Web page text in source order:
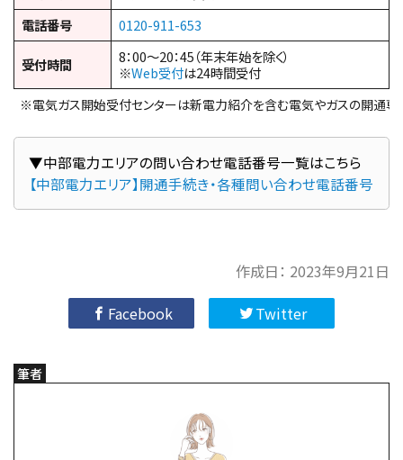
電話番号
0120-911-653
受付時間
8：00～20：45（年末年始を除く）
※Web受付は24時間受付
※電気ガス開始受付センターは新電力紹介を含む電気やガスの開通専
【中部電力エリア】開通手続き・各種問い合わせ電話番号
作成日： 2023年9月21日
Facebook
Twitter
筆者